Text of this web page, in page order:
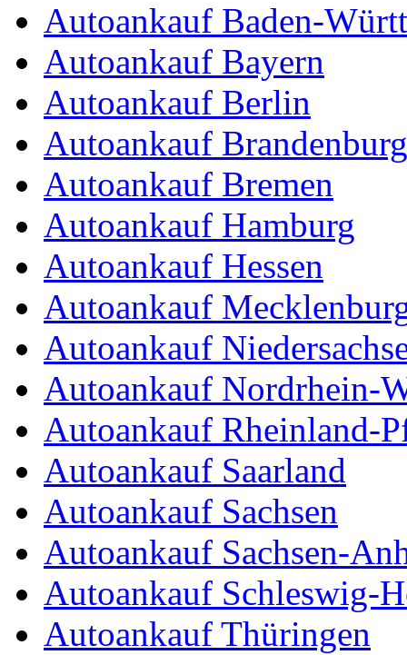
Autoankauf Baden-
Autoankauf Bayern
Autoankauf Berlin
Autoankauf Brandenburg
Autoankauf Bremen
Autoankauf Hamburg
Autoankauf Hessen
Autoankauf
Autoankauf
Autoankauf Nordrhein-
Autoankauf Rheinland-
Autoankauf Saarland
Autoankauf Sachsen
Autoankauf Sachsen-
Autoankauf Schleswig-
Autoankauf Thüringen